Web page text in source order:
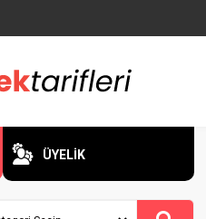
ÜYELİK